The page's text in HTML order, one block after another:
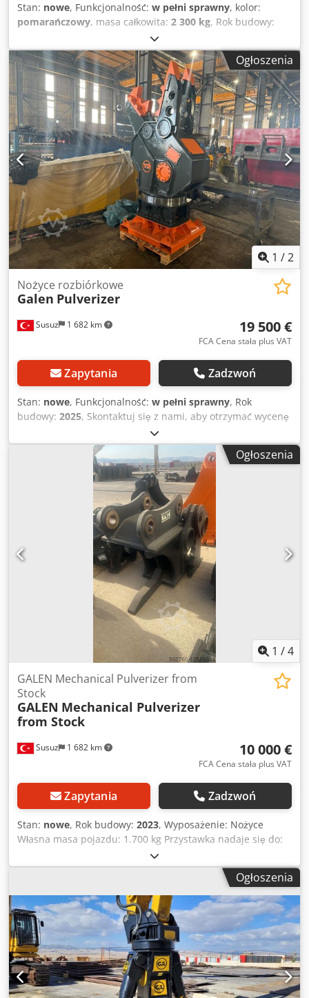
Stan: nowe, Funkcjonalność: w pełni sprawny, kolor:
pomarańczowy, masa całkowita: 2 300 kg, Rok budowy:
, Osprzęt do kruszenia z rotacją, dostępny z magazynu
Odpowiedni do koparek o masie 20-25-30-35 ton Dodpfxsy
Sfnwj Aniskr Po szczegółowe informacje prosimy o kontakt
Ogłoszenia
1 /2
Susuz 1 682 km
Nożyce rozbiórkowe
Galen Pulverizer
19 500 €
FCA Cena stała plus VAT
Zapytania Zadzwoń
Stan: nowe, Funkcjonalność: w pełni sprawny, Rok
budowy: 2025, Skontaktuj się z nami, aby otrzymać wycenę
od producenta osprzętu do rozbiórek (rozdrabniaczy) z
systemem obrotowym lub bez. Dkjdpfsv Si Ivox Anisr
Ogłoszenia
1 /4
Susuz 1 682 km
GALEN Mechanical Pulverizer from
Stock
GALEN Mechanical Pulverizer
from Stock
10 000 €
FCA Cena stała plus VAT
Zapytania Zadzwoń
Stan: nowe, Rok budowy: 2023, Wyposażenie: Nożyce
Własna masa pojazdu: 1.700 kg Przystawka nadaje się do:
Maszyny budowlane Dodpfxjn Tm A Es Aniekr Gwarancja: 6
miesiące
Ogłoszenia